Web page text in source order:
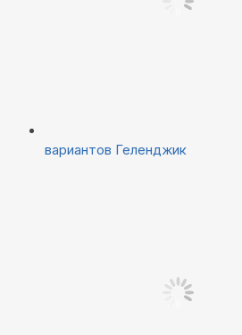
вариантов Геленджик